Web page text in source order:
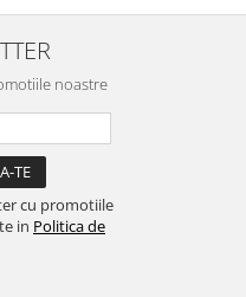
noastre
cu promotiile
in Politica de